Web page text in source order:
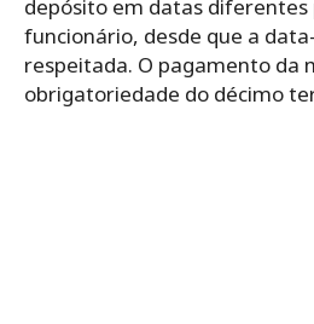
depósito em datas diferentes
funcionário, desde que a
respeitada. O pagamento da
obrigatoriedade do décimo